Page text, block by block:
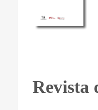
Revista